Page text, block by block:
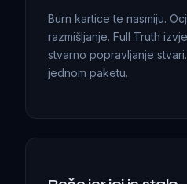
Burn kartice te nasmiju.
razmišljanje. Full Truth
stvarno popravljanje
jednom paketu.